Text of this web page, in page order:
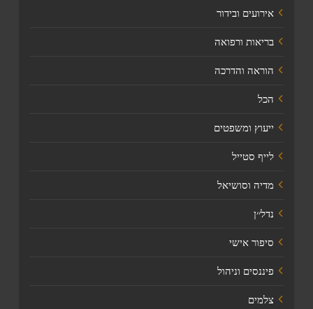
אירועים ובידור
בריאות ורפואה
הוראה והדרכה
הכל
ייעוץ ומשפטים
לייף סטייל
מדיה וסושיאל
נדל׳׳ן
סיפור אישי
פיננסים וניהול
צלמים